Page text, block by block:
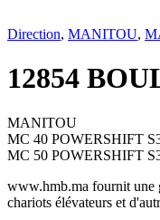
Direction, MANITOU,
12854
MANITOU
MC 40 POWERSHIFT
MC 50 POWERSHIFT
www.hmb.ma fournit une
chariots élévateurs et